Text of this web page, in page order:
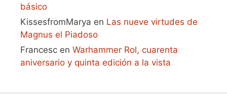
básico
KissesfromMarya en Las nueve virtudes de
Magnus el Piadoso
Francesc en Warhammer Rol, cuarenta
aniversario y quinta edición a la vista